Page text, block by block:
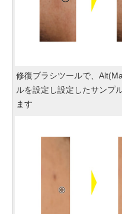
修復ブラシツールで、
ルを設定し設定したサンプ
ます